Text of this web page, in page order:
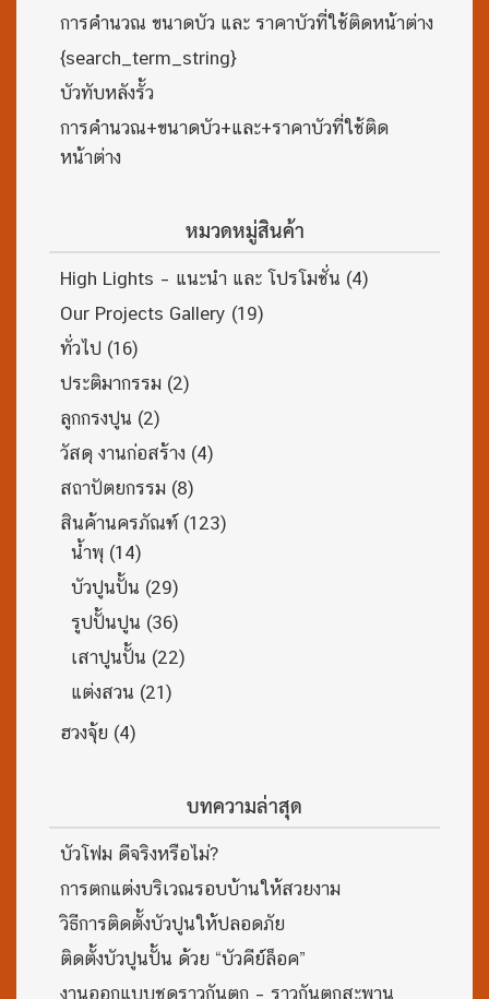
การคำนวณ ขนาดบัว และ ราคาบัวที่ใช้ติดหน้าต่าง
{search_term_string}
บัวทับหลังรั้ว
การคำนวณ+ขนาดบัว+และ+ราคาบัวที่ใช้ติด
หน้าต่าง
หมวดหมู่สินค้า
High Lights – แนะนำ และ โปรโมชั่น (4)
Our Projects Gallery (19)
ทั่วไป (16)
ประติมากรรม (2)
ลูกกรงปูน (2)
วัสดุ งานก่อสร้าง (4)
สถาปัตยกรรม (8)
สินค้านครภัณฑ์ (123)
น้ำพุ (14)
บัวปูนปั้น (29)
รูปปั้นปูน (36)
เสาปูนปั้น (22)
แต่งสวน (21)
ฮวงจุ้ย (4)
บทความล่าสุด
บัวโฟม ดีจริงหรือไม่?
การตกแต่งบริเวณรอบบ้านให้สวยงาม
วิธีการติดตั้งบัวปูนให้ปลอดภัย
ติดตั้งบัวปูนปั้น ด้วย “บัวคีย์ล็อค”
งานออกแบบชุดราวกันตก – ราวกันตกสะพาน